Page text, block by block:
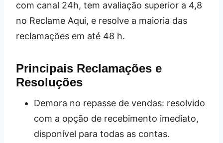
com canal 24h, tem avaliação superior a 4,8
no Reclame Aqui, e resolve a maioria das
reclamações em até 48 h.
Principais Reclamações e
Resoluções
Demora no repasse de vendas: resolvido
com a opção de recebimento imediato,
disponível para todas as contas.